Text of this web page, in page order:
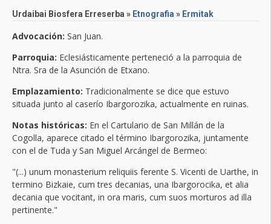
Urdaibai Biosfera Erreserba » Etnografia » Ermitak
Advocación: San Juan.
Parroquia: Eclesiásticamente perteneció a la parroquia de
Ntra. Sra de la Asunción de Etxano.
Emplazamiento: Tradicionalmente se dice que estuvo
situada junto al caserío Ibargorozika, actualmente en ruinas.
Notas históricas: En el Cartulario de San Millán de la
Cogolla, aparece citado el término Ibargorozika, juntamente
con el de Tuda y San Miguel Arcángel de Bermeo:
"(...) unum monasterium reliquiis ferente S. Vicenti de Uarthe, in
termino Bizkaie, cum tres decanias, una Ibargorocika, et alia
decania que vocitant, in ora maris, cum suos morturos ad illa
pertinente."